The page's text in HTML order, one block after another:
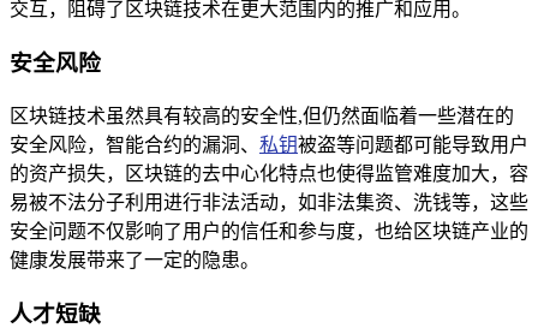
交互，阻碍了区块链技术在更大范围内的推广和应用。
安全风险
区块链技术虽然具有较高的安全性,但仍然面临着一些潜在的
安全风险，智能合约的漏洞、 私钥被盗等问题都可能导致用户
的资产损失，区块链的去中心化特点也使得监管难度加大，容
易被不法分子利用进行非法活动，如非法集资、洗钱等，这些
安全问题不仅影响了用户的信任和参与度，也给区块链产业的
健康发展带来了一定的隐患。
人才短缺